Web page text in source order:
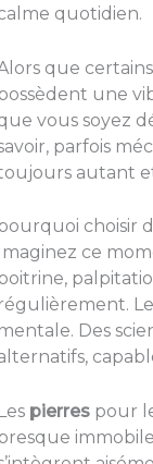
quotidien.
que
une
vous soyez
parfois
autant
choisir
Imaginez ce
régulièrement.
mentale. Des
Les pierrespour